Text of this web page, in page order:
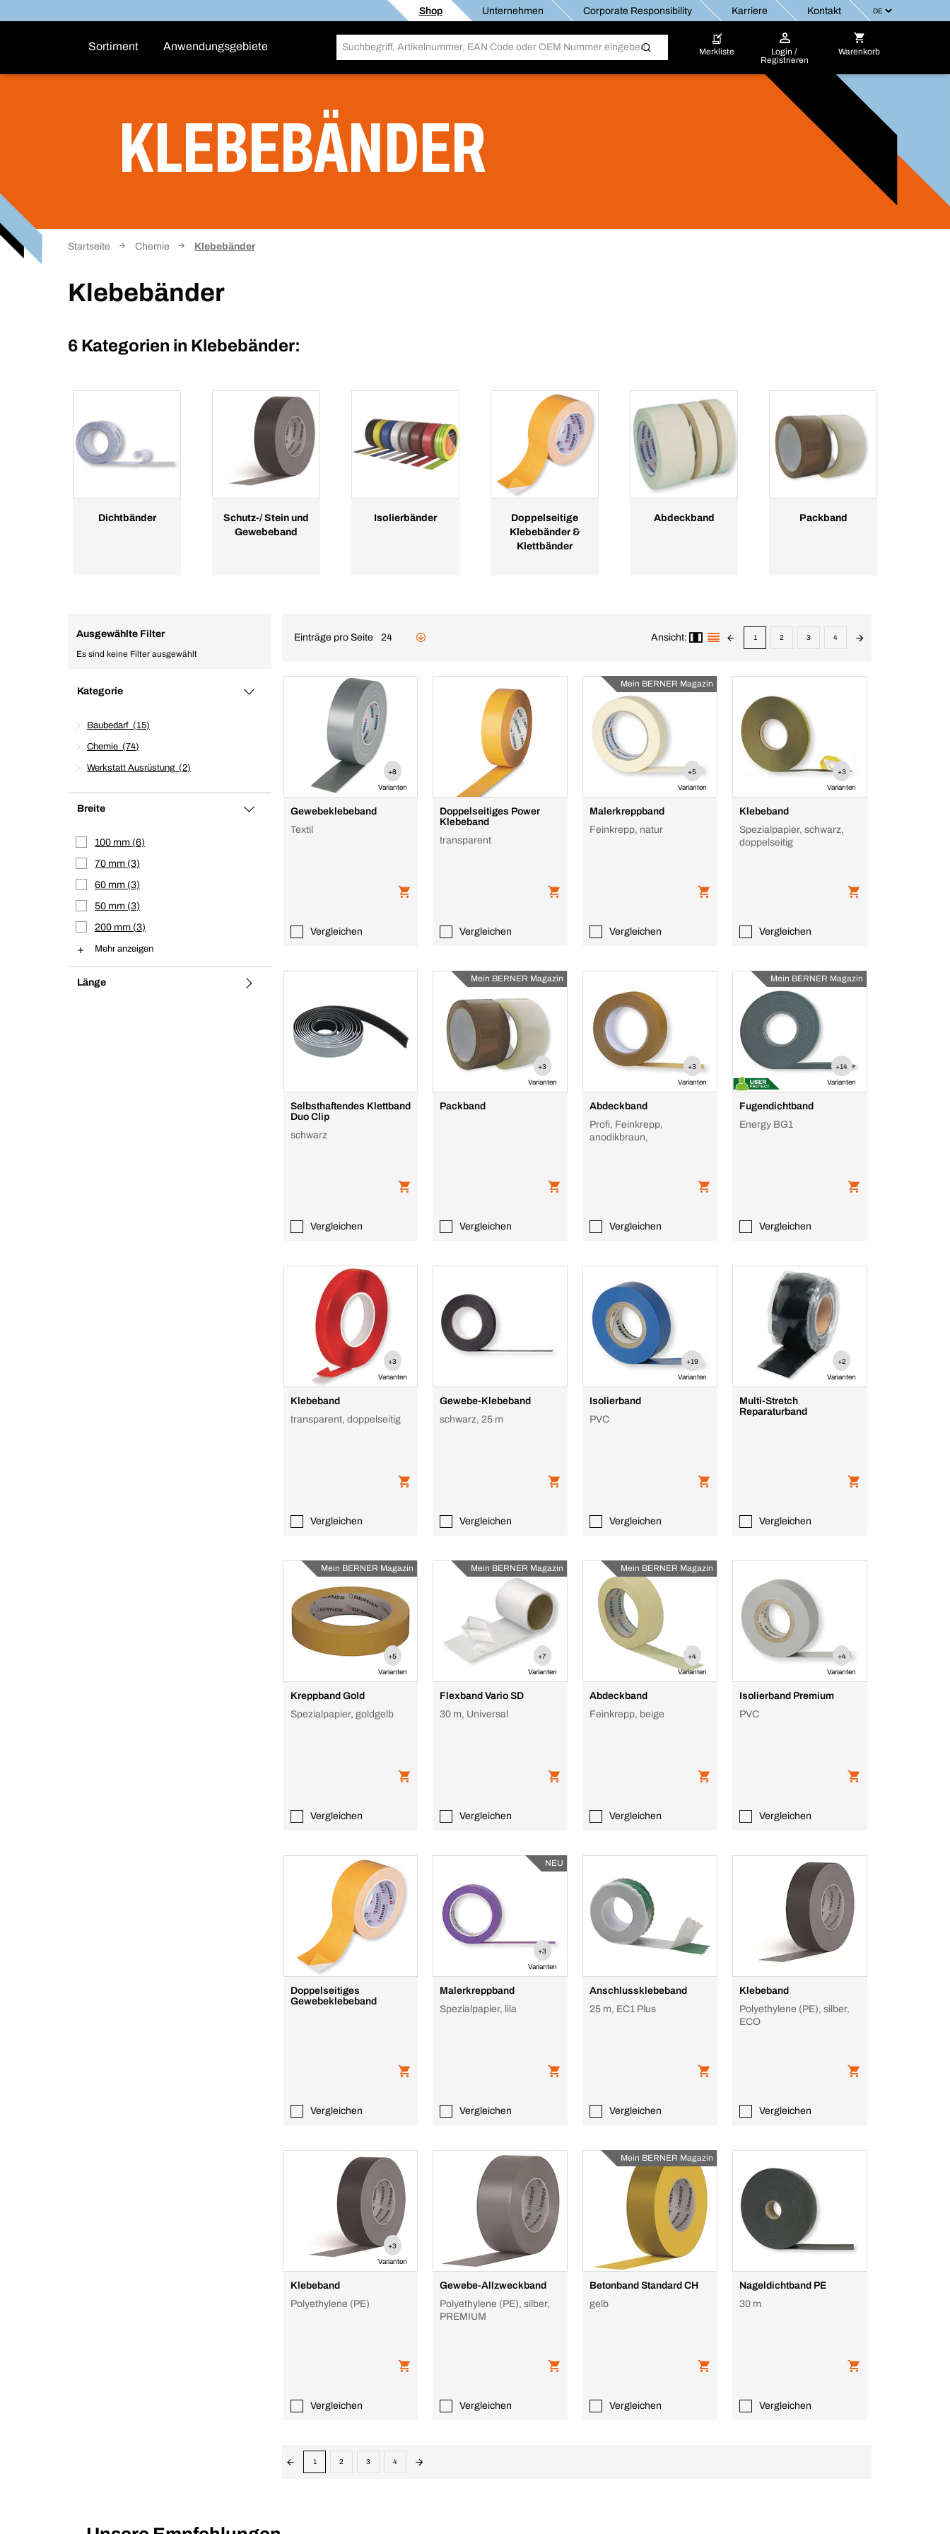
Shop Unternehmen Corporate Responsibility Karriere Kontakt
Sortiment Anwendungsgebiete Merkliste
Login /
Registrieren
Warenkorb
KLEBEBÄNDER
Startseite Chemie Klebebänder
Klebebänder
6 Kategorien in Klebebänder:
Dichtbänder
Schutz-/ Stein und
Gewebeband
Isolierbänder
Doppelseitige
Klebebänder &
Klettbänder
Abdeckband Packband
Ausgewählte Filter
Es sind keine Filter ausgewählt
Kategorie
Baubedarf 15
Chemie 74
Werkstatt Ausrüstung 2
Breite
100 mm 6
70 mm 3
60 mm 3
50 mm 3
200 mm 3
Mehr anzeigen
Länge
Einträge pro Seite 24 Ansicht: 1 2 3 4
+8
Varianten
Gewebeklebeband
Textil
Vergleichen
Doppelseitiges Power
Klebeband
transparent
Vergleichen
Mein BERNER Magazin
+5
Varianten
Malerkreppband
Feinkrepp, natur
Vergleichen
+3
Varianten
Klebeband
Spezialpapier, schwarz,
doppelseitig
Vergleichen
Selbsthaftendes Klettband
Duo Clip
schwarz
Vergleichen
Mein BERNER Magazin
+3
Varianten
Packband
Vergleichen
+3
Varianten
Abdeckband
Profi, Feinkrepp,
anodikbraun,
Vergleichen
Mein BERNER Magazin
+14
Varianten
Fugendichtband
Energy BG1
Vergleichen
+3
Varianten
Klebeband
transparent, doppelseitig
Vergleichen
Gewebe-Klebeband
schwarz, 25 m
Vergleichen
+19
Varianten
Isolierband
PVC
Vergleichen
+2
Varianten
Multi-Stretch
Reparaturband
Vergleichen
Mein BERNER Magazin
+5
Varianten
Kreppband Gold
Spezialpapier, goldgelb
Vergleichen
Mein BERNER Magazin
+7
Varianten
Flexband Vario SD
30 m, Universal
Vergleichen
Mein BERNER Magazin
+4
Varianten
Abdeckband
Feinkrepp, beige
Vergleichen
+4
Varianten
Isolierband Premium
PVC
Vergleichen
Doppelseitiges
Gewebeklebeband
Vergleichen
NEU
+3
Varianten
Malerkreppband
Spezialpapier, lila
Vergleichen
Anschlussklebeband
25 m, EC1 Plus
Vergleichen
Klebeband
Polyethylene (PE), silber,
ECO
Vergleichen
+3
Varianten
Klebeband
Polyethylene (PE)
Vergleichen
Gewebe-Allzweckband
Polyethylene (PE), silber,
PREMIUM
Vergleichen
Mein BERNER Magazin
Betonband Standard CH
gelb
Vergleichen
Nageldichtband PE
30 m
Vergleichen
1 2 3 4